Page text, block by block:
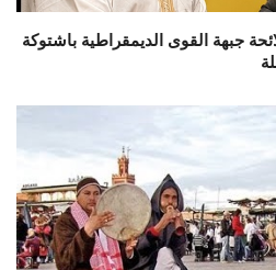
جبهة القوى الديمقراطية باشتوكة